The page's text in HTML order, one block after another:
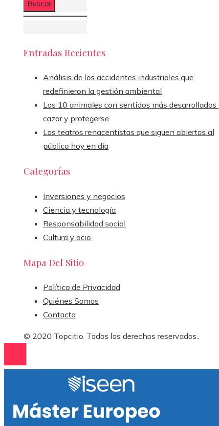
Entradas Recientes
Análisis de los accidentes industriales que
redefinieron la gestión ambiental
Los 10 animales con sentidos más desarrollados
cazar y protegerse
Los teatros renacentistas que siguen abiertos al
público hoy en día
Categorías
Inversiones y negocios
Ciencia y tecnología
Responsabilidad social
Cultura y ocio
Mapa Del Sitio
Política de Privacidad
Quiénes Somos
Contacto
© 2020 Topcitio. Todos los derechos reservados..